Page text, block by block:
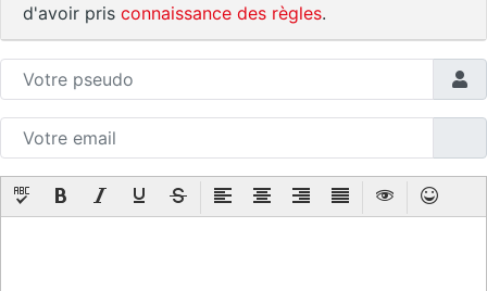
d'avoir pris connaissance des règles.